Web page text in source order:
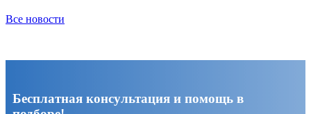
Все новости
Бесплатная консультация и помощь в